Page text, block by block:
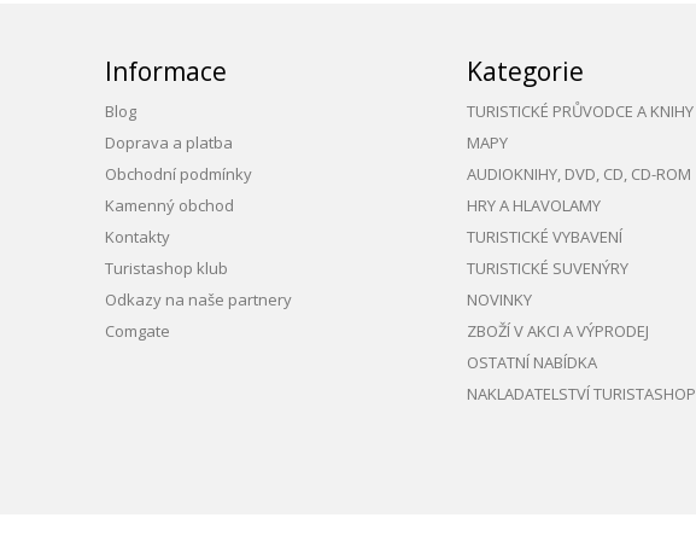
Informace
Blog
Doprava a platba
Obchodní podmínky
Kamenný obchod
Kontakty
Turistashop klub
Odkazy na naše partnery
Comgate
Kategorie
TURISTICKÉ PRŮVODCE A KNIHY
MAPY
AUDIOKNIHY, DVD, CD, CD-ROM
HRY A HLAVOLAMY
TURISTICKÉ VYBAVENÍ
TURISTICKÉ SUVENÝRY
NOVINKY
ZBOŽÍ V AKCI A VÝPRODEJ
OSTATNÍ NABÍDKA
NAKLADATELSTVÍ TURISTASHOP